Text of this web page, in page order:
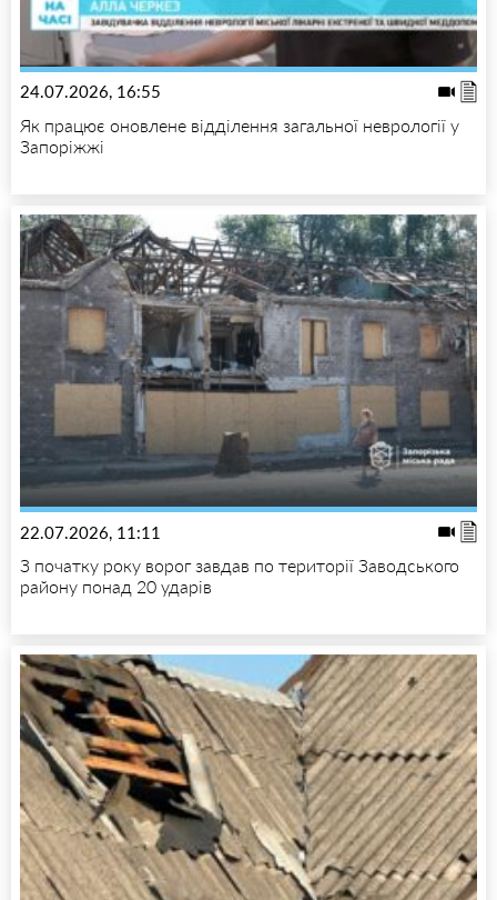
24.07.2026, 16:55
Як працює оновлене відділення загальної неврології у
Запоріжжі
22.07.2026, 11:11
З початку року ворог завдав по території Заводського
району понад 20 ударів